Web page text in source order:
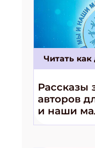
Читать
Рассказы
авторов
и наши